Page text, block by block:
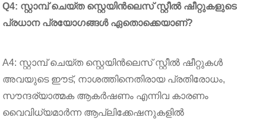
Q4: സ്റ്റാമ്പ് ചെയ്ത സ്റ്റെയിൻലെസ് സ്റ്റീൽ ഷീറ്റുകളുടെ
പ്രധാന പ്രയോഗങ്ങൾ ഏതൊക്കെയാണ്?
A4: സ്റ്റാമ്പ് ചെയ്ത സ്റ്റെയിൻലെസ് സ്റ്റീൽ ഷീറ്റുകൾ
അവയുടെ ഈട്, നാശത്തിനെതിരായ പ്രതിരോധം,
സൗന്ദര്യാത്മക ആകർഷണം എന്നിവ കാരണം
വൈവിധ്യമാർന്ന ആപ്ലിക്കേഷനുകളിൽ